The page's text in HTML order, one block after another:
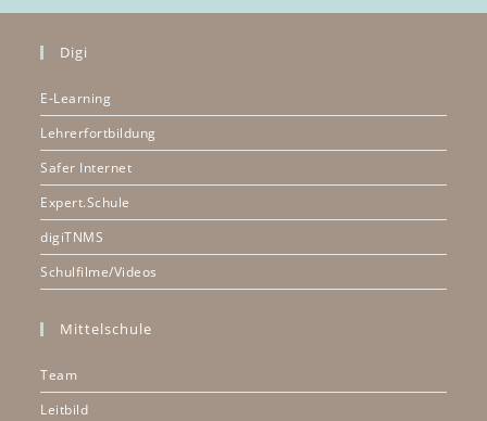
Digi
E-Learning
Lehrerfortbildung
Safer Internet
Expert.Schule
digiTNMS
Schulfilme/Videos
Mittelschule
Team
Leitbild